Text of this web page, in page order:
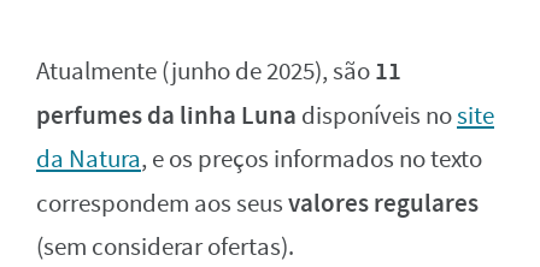
Atualmente (junho de 2025), são11
perfumes da linha Luna disponíveis nosite
da Natura, e os preços informados no texto
correspondem aos seusvalores regulares
(sem considerar ofertas).